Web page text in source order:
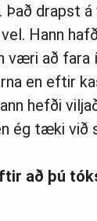
Það drapst
Hann
væri að fara
en eftir
hefði
ég tæki við
að þú